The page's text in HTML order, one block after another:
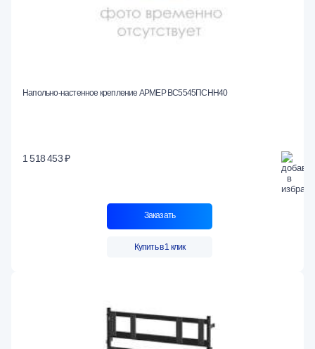
Напольно-настенное крепление АРМЕР ВС5545ПСНН40
1 518 453 ₽
Заказать
Купить в 1 клик